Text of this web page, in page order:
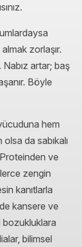
zorlaşır.
artar; baş
Böyle
hem
da sabıkalı
ve
zengin
kanıtlarla
kansere ve
bozukluklara
bilimsel